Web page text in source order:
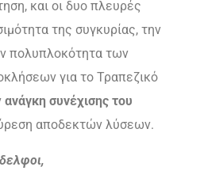
και οι δυο πλευρές
της συγκυρίας, την
πολυπλοκότητα των
για το Τραπεζικό
ανάγκη συνέχισης του
αποδεκτών λύσεων.